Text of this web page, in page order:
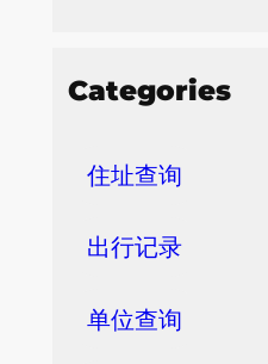
Categories
住址查询
出行记录
单位查询